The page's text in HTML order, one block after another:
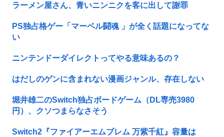
ラーメン屋さん、青いニンニクを客に出して謝罪
PS独占格ゲー「マーベル闘魂 」が全く話題になってな
い
ニンテンドーダイレクトってやる意味あるの？
はだしのゲンに含まれない漫画ジャンル、存在しない
堀井雄二のSwitch独占ボードゲーム（DL専売3980
円）、クソつまらなさそう
Switch2『ファイアーエムブレム 万紫千紅』容量は